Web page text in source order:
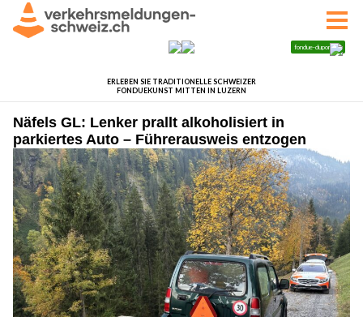
Näfels GL: Lenker prallt alkoholisiert in
parkiertes Auto – Führerausweis entzogen